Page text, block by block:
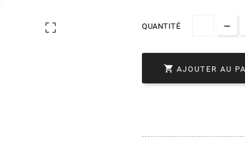
 QUANTITÉ
 AJOUTER AU